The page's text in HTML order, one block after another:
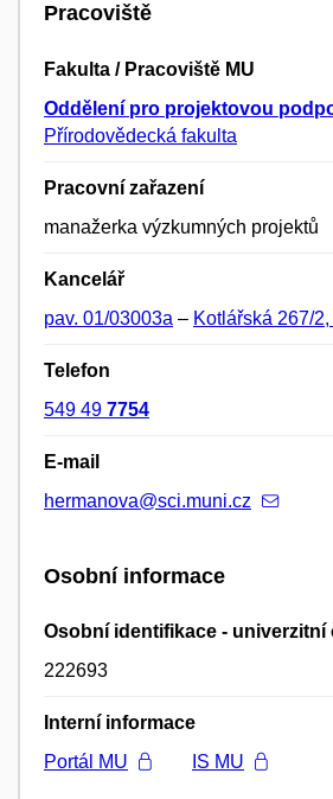
Pracoviště
Fakulta / Pracoviště MU
Oddělení pro projektovou
Přírodovědecká fakulta
Pracovní zařazení
manažerka výzkumných projektů
Kancelář
pav. 01/03003a – Kotlářská 267/
Telefon
549 49 7754
E-mail
hermanova@sci.muni.cz
Osobní informace
Osobní identifikace - univerzitní
222693
Interní informace
Portál MU
IS MU